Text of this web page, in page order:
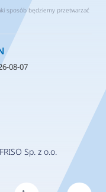
Sp. z o.o.
sposób będziemy przetwarzać
08-07